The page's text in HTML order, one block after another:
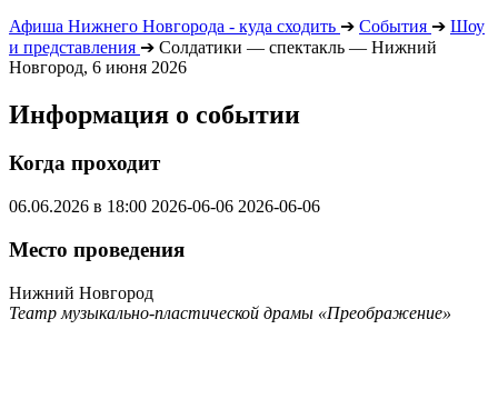
Афиша Нижнего Новгорода - куда сходить ➔ События ➔ Шоу
и представления ➔ Солдатики — спектакль — Нижний
Новгород, 6 июня 2026
Информация о событии
Когда проходит
06.06.2026 в 18:00 2026-06-06 2026-06-06
Место проведения
Нижний Новгород
Театр музыкально-пластической драмы «Преображение»